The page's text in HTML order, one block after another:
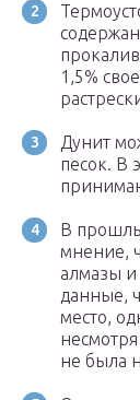
1,5%
Дунит
песок. В
В
мнение,
алмазы и
данные,
место,
не была